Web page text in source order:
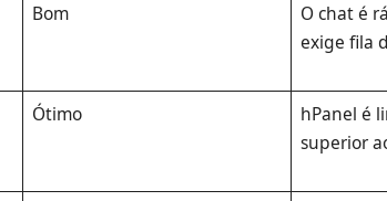
Bom
O chat é
exige fila
Ótimo
hPanel é
superior